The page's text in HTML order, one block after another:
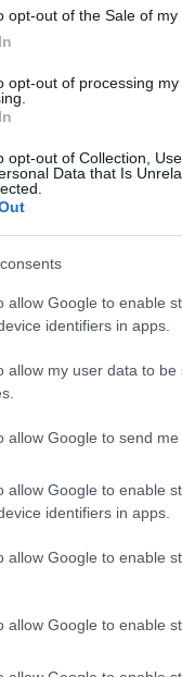
opt-out of the Sale of my
opt-out of processing
opt-out of Collection,
Data that Is
allow Google to enable
identifiers in apps.
allow my user data to
allow Google to send
allow Google to enable
identifiers in apps.
allow Google to enable
allow Google to enable
στρατηγικών
δυνάμεων
της χώρας
αύξηση των
επίσης
της Ρωσικής
τους
αυξήσουν το
του
στρατιωτικό
καθώς
ο Gerasimov.
Επιτελείου